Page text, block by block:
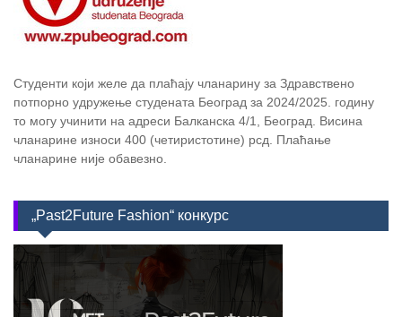
Студенти који желе да плаћају чланарину за Здравствено
потпорно удружење студената Београд за 2024/2025. годину
то могу учинити на адреси Балканска 4/1, Београд. Висина
чланарине износи 400 (четиристотине) рсд. Плаћање
чланарине није обавезно.
„Past2Future Fashion“ конкурс